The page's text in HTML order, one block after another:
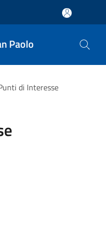
Paolo
di Interesse